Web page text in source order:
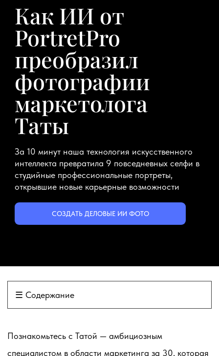
Как ИИ от
PortretPro
преобразил
фотографии
маркетолога
Таты
За 10 минут наша технология искусственного
интеллекта превратила 9 повседневных селфи в
студийные профессиональные портреты,
открывшие новые карьерные возможности
СОЗДАТЬ ДЕЛОВЫЕ ИИ ФОТО
☰ Содержание
Познакомьтесь с Татой — амбициозным
специалистом в области маркетинга за 30, которая